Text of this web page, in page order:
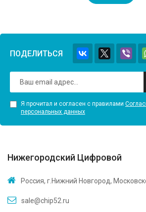
ПОДЕЛИТЬСЯ
Я прочитал и согласен с правилами
персональных данных
Нижегородский Цифровой
Россия, г.Нижний Новгород,
sale@chip52.ru